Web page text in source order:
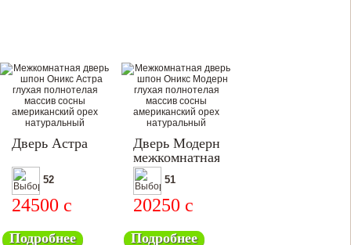
Дверь Астра
52
24500 c
Подробнее
Дверь Модерн
межкомнатная
51
20250 c
Подробнее